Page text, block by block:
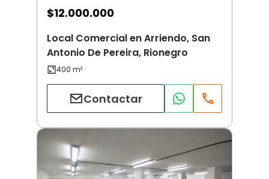
$12.000.000
Local Comercial en Arriendo, San
Antonio De Pereira, Rionegro
Contactar